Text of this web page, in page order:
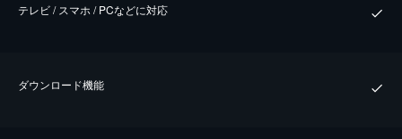
テレビ / スマホ / PCなどに対応
ダウンロード機能